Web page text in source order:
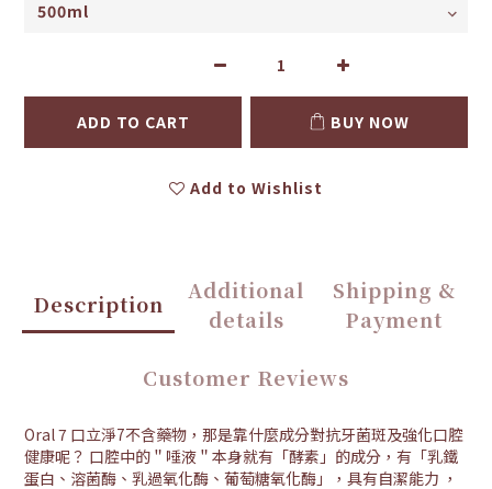
ADD TO CART BUY NOW
Add to Wishlist
Description
Additional
details
Shipping &
Payment
Customer Reviews
Oral 7 口立淨7不含藥物，那是靠什麼成分對抗牙菌斑及強化口腔
健康呢？ 口腔中的＂唾液＂本身就有「酵素」的成分，有「乳鐵
蛋白、溶菌酶、乳過氧化酶、葡萄糖氧化酶」，具有自潔能力 ，